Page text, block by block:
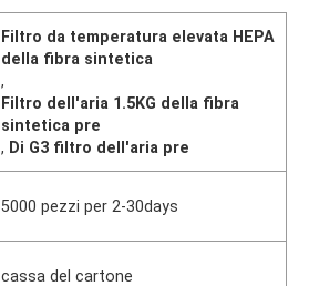
Filtro da temperatura elevata HEPA
della fibra sintetica
,
Filtro dell'aria 1.5KG della fibra
sintetica pre
, Di G3 filtro dell'aria pre
5000 pezzi per 2-30days
cassa del cartone